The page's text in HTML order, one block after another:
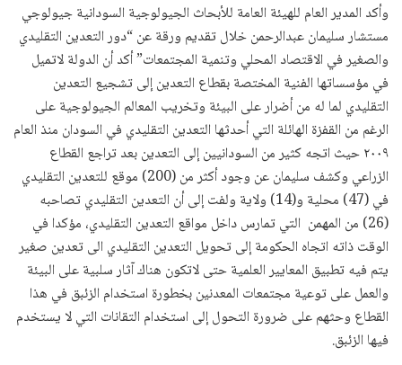
وأكد المدير العام للهيئة العامة للأبحاث الجيولوجية السودانية جيولوجي
مستشار سليمان عبدالرحمن خلال تقديم ورقة عن “دور التعدين التقليدي
والصغير في الاقتصاد المحلي وتنمية المجتمعات” أكد أن الدولة لاتميل
في مؤسساتها الفنية المختصة بقطاع التعدين إلى تشجيع التعدين
التقليدي لما له من أضرار على البيئة وتخريب المعالم الجيولوجية على
الرغم من القفزة الهائلة التي أحدثها التعدين التقليدي في السودان منذ العام
٢٠٠٩ حيث اتجه كثير من السودانيين إلى التعدين بعد تراجع القطاع
الزراعي وكشف سليمان عن وجود أكثر من (200) موقع للتعدين التقليدي
في (47) محلية و(14) ولاية ولفت إلى أن التعدين التقليدي تصاحبه
(26) من المهمن التي تمارس داخل مواقع التعدين التقليدي، مؤكدا في
الوقت ذاته اتجاه الحكومة إلى تحويل التعدين التقليدي الى تعدين صغير
يتم فيه تطبيق المعايير العلمية حتى لاتكون هناك آثار سلبية على البيئة
والعمل على توعية مجتمعات المعدنين بخطورة استخدام الزئبق في هذا
القطاع وحثهم على ضرورة التحول إلى استخدام التقانات التي لا يستخدم
فيها الزئبق.